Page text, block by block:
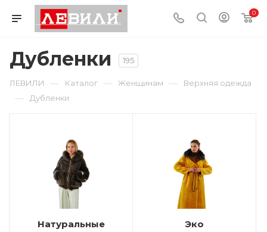
0
Дубленки 195
ЛЕВИЛИ — Каталог — Женщинам — Верхняя одежда
— Дубленки
Натуральные Эко